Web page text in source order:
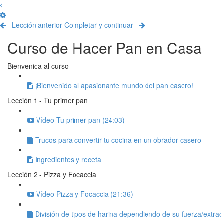
Lección anterior Completar y continuar
Curso de Hacer Pan en Casa
Bienvenida al curso
¡Bienvenido al apasionante mundo del pan casero!
Lección 1 - Tu primer pan
Vídeo Tu primer pan (24:03)
Trucos para convertir tu cocina en un obrador casero
Ingredientes y receta
Lección 2 - Pizza y Focaccia
Vídeo Pizza y Focaccia (21:36)
División de tipos de harina dependiendo de su fuerza/